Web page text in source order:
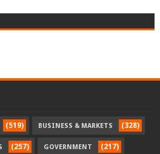
(519) BUSINESS & MARKETS (328)
(257) GOVERNMENT (217)